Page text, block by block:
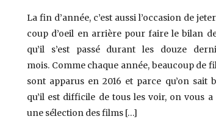
La fin d’année, c’est aussi l’occasion de
coup d’oeil en arrière pour faire le bilan
qu’il s’est passé durant les douze
mois. Comme chaque année, beaucoup de
sont apparus en 2016 et parce qu’on sait
qu’il est difficile de tous les voir, on vous a
une sélection des films […]